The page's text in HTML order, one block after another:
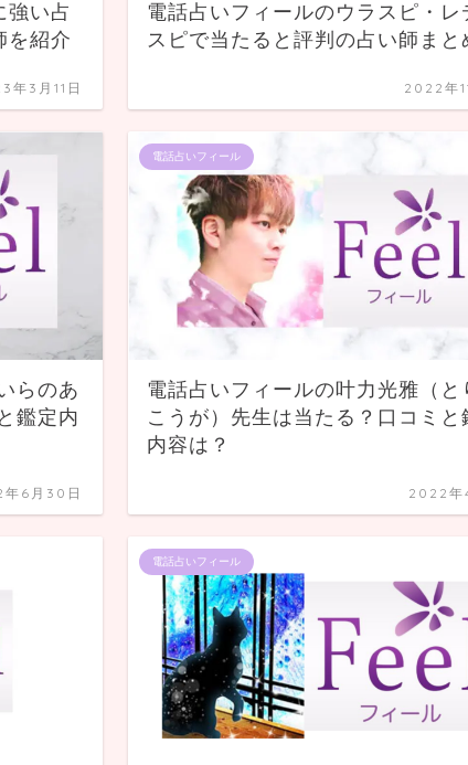
強い占
を紹介
年3月11日
電話占いフィールのウラスピ・レ
スピで当たると評判の占い師まと
2022年
らのあ
鑑定内
6月30日
電話占いフィール
電話占いフィールの叶力光雅（と
こうが）先生は当たる？口コミと
内容は？
2022年
電話占いフィール